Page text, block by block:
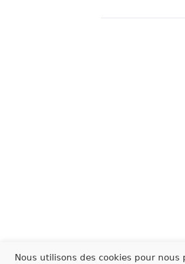
Nous utilisons des cookies pour